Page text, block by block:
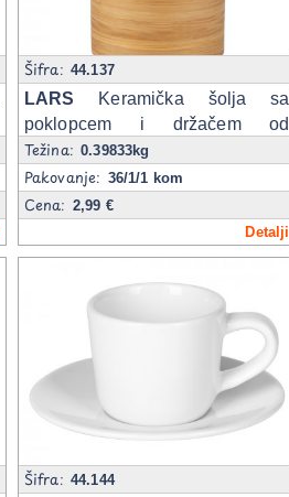
Šifra: 44.137
LARS Keramička šolja sa
poklopcem i držačem od
bambusa, 340 ml
Težina:0.39833kg
Pakovanje: 36/1/1 kom
Cena: 2,99 €
Detalji
Šifra: 44.144